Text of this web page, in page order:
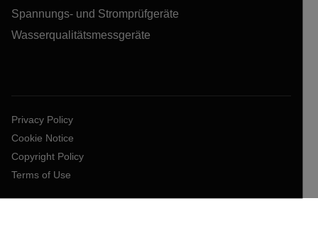
Spannungs- und Stromprüfgeräte
Wasserqualitätsmessgeräte
Privacy Policy
Cookie Notice
Copyright Policy
Terms of Use